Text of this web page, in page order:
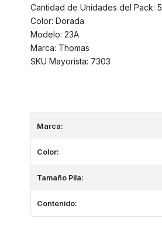
Cantidad de Unidades del Pack: 5
Color: Dorada
Modelo: 23A
Marca: Thomas
SKU Mayorista: 7303
Marca:
Color:
Tamaño Pila:
Contenido: